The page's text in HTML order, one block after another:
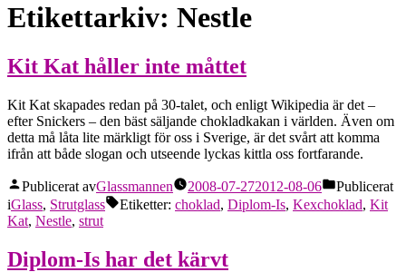
Etikettarkiv: Nestle
Kit Kat håller inte måttet
Kit Kat skapades redan på 30-talet, och enligt Wikipedia är det –
efter Snickers – den bäst säljande chokladkakan i världen. Även om
detta må låta lite märkligt för oss i Sverige, är det svårt att komma
ifrån att både slogan och utseende lyckas kittla oss fortfarande.
Publicerat avGlassmannen 2008-07-272012-08-06
Publicerat
iGlass, Strutglass Etiketter: choklad, Diplom-Is, Kexchoklad, Kit
Kat, Nestle, strut
Diplom-Is har det kärvt